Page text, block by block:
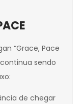
“Grace, Pace
sendo
de chegar